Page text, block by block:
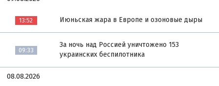
13:52 Июньская жара в Европе и озоновые дыры
09:33
За ночь над Россией уничтожено 153
украинских беспилотника
08.08.2026